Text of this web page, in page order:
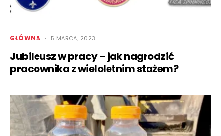
GŁÓWNA 5 MARCA, 2023
Jubileusz w pracy – jak nagrodzić
pracownika z wieloletnim stażem?